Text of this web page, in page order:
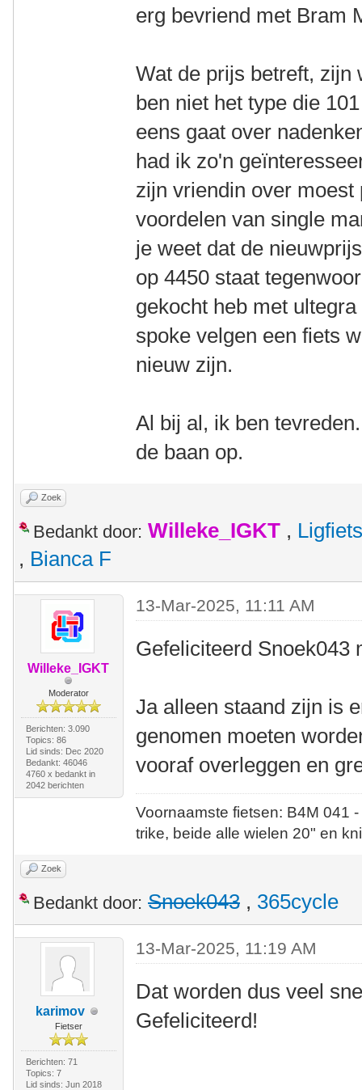
erg bevriend met Bram
Wat de prijs betreft,
ben niet het type die
eens gaat over
had ik zo'n
zijn vriendin over
voordelen van single
je weet dat de
op 4450 staat
gekocht heb met
spoke velgen een fiets
nieuw zijn.
Al bij al, ik ben
de baan op.
Zoek
Bedankt door: Willeke_IGKT ,
, Bianca F
Willeke_IGKT
Moderator
Berichten: 3.090
Topics: 86
Lid sinds: Dec 2020
Bedankt: 46046
4760 x bedankt in
2042 berichten
13-Mar-2025, 11:11 AM
Gefeliciteerd Snoek043
Ja alleen staand zijn is
genomen moeten
vooraf overleggen en
Voornaamste fietsen: B4M
trike, beide alle wielen 20" en
Zoek
Bedankt door: Snoek043 , 365cycle
karimov
Fietser
Berichten: 71
Topics: 7
Lid sinds: Jun 2018
13-Mar-2025, 11:19 AM
Dat worden dus veel
Gefeliciteerd!